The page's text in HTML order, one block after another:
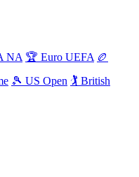
NA 🏆 Euro UEFA 🏉
🎾 US Open 🏌️ British